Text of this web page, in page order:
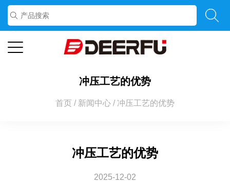
冲压工艺的优势
首页 / 新闻中心 / 冲压工艺的优势
冲压工艺的优势
2025-12-02